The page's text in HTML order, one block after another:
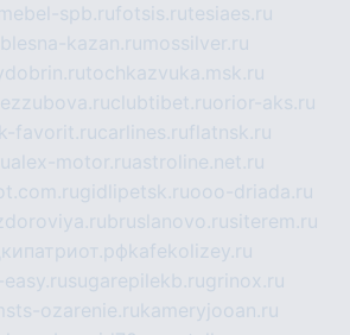
spb.rufotsis.rutesiaes.ru
blesna-kazan.ru mossilver.ru
tochkazvuka.msk.ru
clubtibet.ruorior-aks.ru
favorit.rucarlines.ruflatnsk.ru
alex-motor.ruastroline.net.ru
gidlipetsk.ruooo-driada.ru
bruslanovo.rusiterem.ru
kafekolizey.ru
sugarepilekb.rugrinox.ru
ozarenie.rukameryjooan.ru